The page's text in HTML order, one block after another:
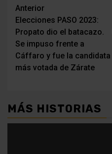
Navegación
de
entradas
Anterior
Elecciones PASO 2023:
Propato dio el batacazo.
Se impuso frente a
Cáffaro y fue la candidata
más votada de Zárate
MÁS HISTORIAS